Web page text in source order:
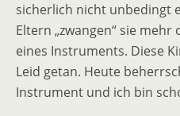
sicherlich nicht unbedingt
Eltern „zwangen“ sie
eines Instruments. Diese
Leid getan. Heute
Instrument und ich bin